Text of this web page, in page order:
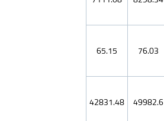
76.03
65.15
49982.6
42831.48